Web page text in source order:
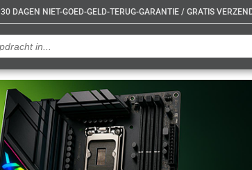
30 DAGEN NIET-GOED-GELD-TERUG-GARANTIE / GRATIS